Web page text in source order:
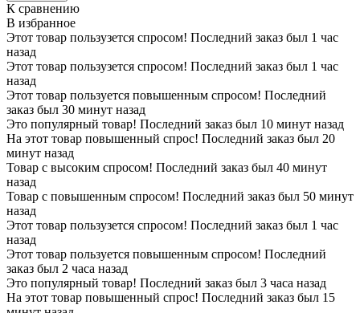
К сравнению
В избранное
Этот товар пользузется спросом! Последний заказ был 1 час
назад
Этот товар пользузется спросом! Последний заказ был 1 час
назад
Этот товар пользуется повышенным спросом! Последний
заказ был 30 минут назад
Это популярный товар! Последний заказ был 10 минут назад
На этот товар повышенный спрос! Последний заказ был 20
минут назад
Товар с высоким спросом! Последний заказ был 40 минут
назад
Товар с повышенным спросом! Последний заказ был 50 минут
назад
Этот товар пользузется спросом! Последний заказ был 1 час
назад
Этот товар пользуется повышенным спросом! Последний
заказ был 2 часа назад
Это популярный товар! Последний заказ был 3 часа назад
На этот товар повышенный спрос! Последний заказ был 15